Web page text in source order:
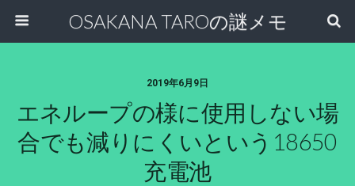
OSAKANA TAROの謎メモ
2019年6月9日
エネループの様に使用しない場
合でも減りにくいという18650
充電池